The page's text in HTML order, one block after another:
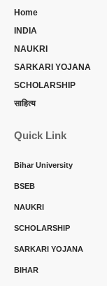
Home
INDIA
NAUKRI
SARKARI YOJANA
SCHOLARSHIP
साहित्य
Quick Link
Bihar University
BSEB
NAUKRI
SCHOLARSHIP
SARKARI YOJANA
BIHAR